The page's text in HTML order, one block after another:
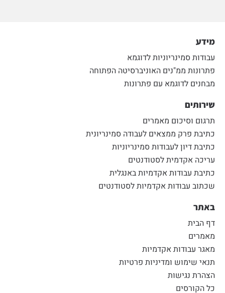
מידע
עבודות סמינריוניות לדוגמא
פתרונות ממ"נים האוניברסיטה הפתוחה
מבחנים לדוגמא עם פתרונות
שירותים
תרגום וסיכום מאמרים
כתיבת פרק ממצאים לעבודה סמינריונית
כתיבת דיון לעבודות סמינריוניות
עריכה אקדמית לסטודנטים
כתיבת עבודות אקדמיות באנגלית
שכתוב עבודות אקדמיות לסטודנטים
באתר
דף הבית
מאמרים
מאגר עבודות אקדמיות
תנאי שימוש ומדיניות פרטיות
הצהרת נגישות
כל הקורסים